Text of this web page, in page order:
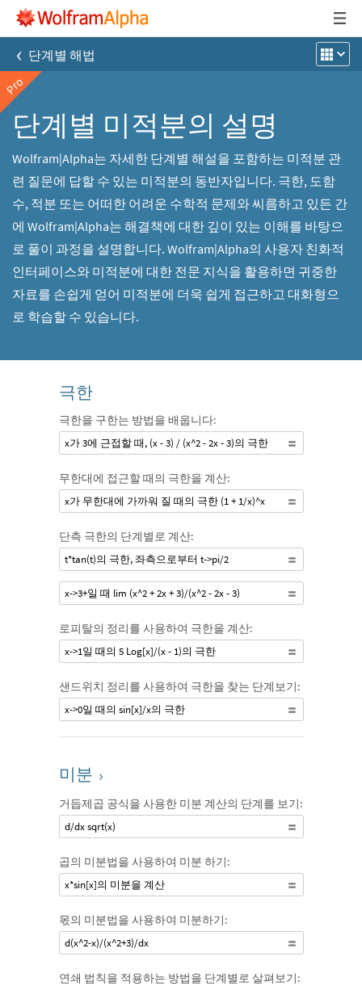
‹ 단계별 해법
Pro
단계별 미적분의 설명
Wolfram|Alpha는 자세한 단계별 해설을 포함하는 미적분 관
련 질문에 답할 수 있는 미적분의 동반자입니다. 극한, 도함
수, 적분 또는 어떠한 어려운 수학적 문제와 씨름하고 있든 간
에 Wolfram|Alpha는 해결책에 대한 깊이 있는 이해를 바탕으
로 풀이 과정을 설명합니다. Wolfram|Alpha의 사용자 친화적
인터페이스와 미적분에 대한 전문 지식을 활용하면 귀중한
자료를 손쉽게 얻어 미적분에 더욱 쉽게 접근하고 대화형으
로 학습할 수 있습니다.
극한
극한을 구한는 방법을 배웁니다:
x가 3에 근접할 때, (x - 3) / (x^2 - 2x - 3)의 극한
무한대에 접근할 때의 극한을 계산:
x가 무한대에 가까워 질 때의 극한 (1 + 1/x)^x
단측 극한의 단계별로 계산:
t*tan(t)의 극한, 좌측으로부터 t->pi/2
x->3+일 때 lim (x^2 + 2x + 3)/(x^2 - 2x - 3)
로피탈의 정리를 사용하여 극한을 계산:
x->1일 때의 5 Log[x]/(x - 1)의 극한
샌드위치 정리를 사용하여 극한을 찾는 단계보기:
x->0일 때의 sin[x]/x의 극한
미분 ›
거듭제곱 공식을 사용한 미분 계산의 단계를 보기:
d/dx sqrt(x)
곱의 미분법을 사용하여 미분 하기:
x*sin[x]의 미분을 계산
몫의 미분법을 사용하여 미분하기:
d(x^2-x)/(x^2+3)/dx
연쇄 법칙을 적용하는 방법을 단계별로 살펴보기: